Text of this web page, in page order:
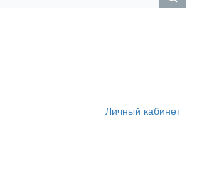
Личный кабинет